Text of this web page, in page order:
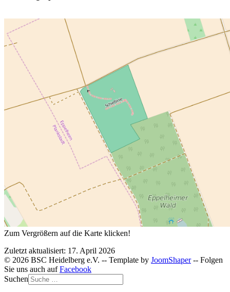
Zum Vergrößern auf die Karte klicken!
Zuletzt aktualisiert: 17. April 2026
© 2026 BSC Heidelberg e.V. -- Template by JoomShaper-- Folgen
Sie uns auch aufFacebook
Suchen